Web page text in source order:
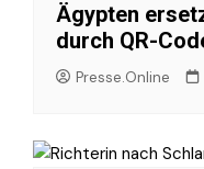
Ägypten
durch QR-
Presse.Online